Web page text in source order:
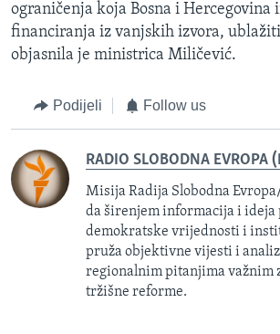
ograničenja koja Bosna i Hercegovina
financiranja iz vanjskih izvora,
objasnila je ministrica Miličević.
Podijeli Follow us
RADIO SLOBODNA EVROPA
Misija Radija Slobodna
da širenjem informacija i ideja
demokratske vrijednosti i
pruža objektivne vijesti i
regionalnim pitanjima važnim
tržišne reforme.